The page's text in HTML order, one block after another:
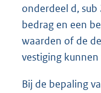
onderdeel d,
bedrag en een
waarden of de
vestiging
Bij de bepaling